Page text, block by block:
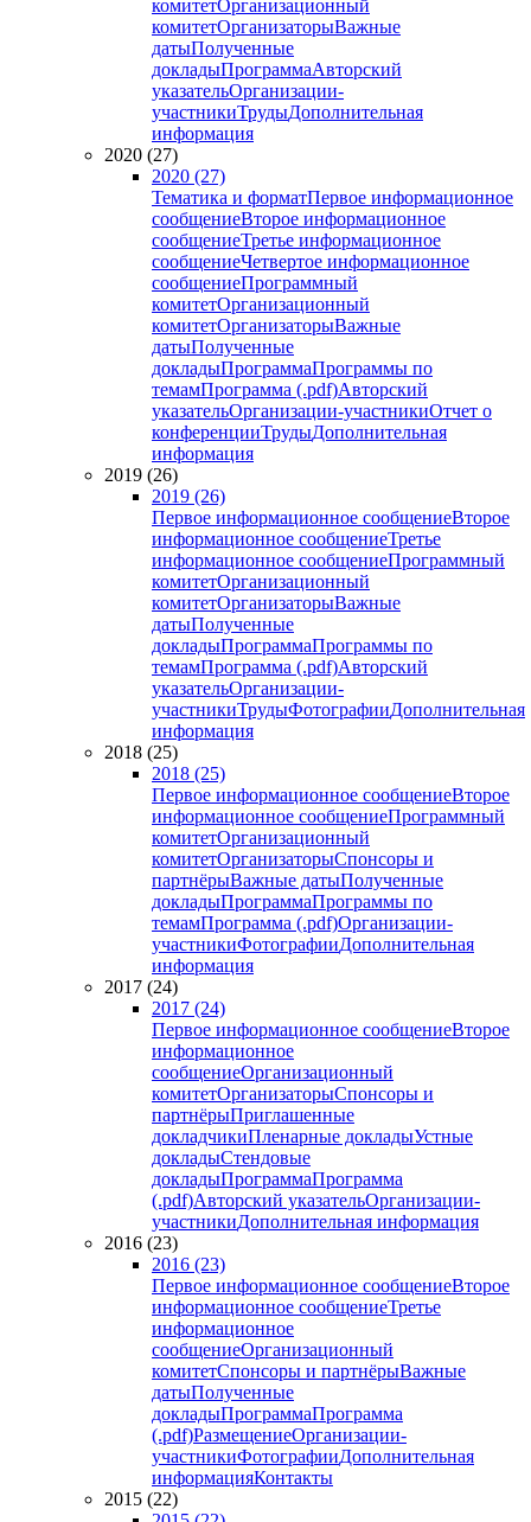
комитетОрганизационный
комитетОрганизаторыВажные
датыПолученные
докладыПрограммаАвторский
указательОрганизации-
участникиТрудыДополнительная
информация
2020 (27)
2020 (27)
Тематика и форматПервое информационное
сообщениеВторое информационное
сообщениеТретье информационное
сообщениеЧетвертое информационное
сообщениеПрограммный
комитетОрганизационный
комитетОрганизаторыВажные
датыПолученные
докладыПрограммаПрограммы по
темамПрограмма (.pdf)Авторский
указательОрганизации-участникиОтчет о
конференцииТрудыДополнительная
информация
2019 (26)
2019 (26)
Первое информационное сообщениеВторое
информационное сообщениеТретье
информационное сообщениеПрограммный
комитетОрганизационный
комитетОрганизаторыВажные
датыПолученные
докладыПрограммаПрограммы по
темамПрограмма (.pdf)Авторский
указательОрганизации-
участникиТрудыФотографииДополнительная
информация
2018 (25)
2018 (25)
Первое информационное сообщениеВторое
информационное сообщениеПрограммный
комитетОрганизационный
комитетОрганизаторыСпонсоры и
партнёрыВажные датыПолученные
докладыПрограммаПрограммы по
темамПрограмма (.pdf)Организации-
участникиФотографииДополнительная
информация
2017 (24)
2017 (24)
Первое информационное сообщениеВторое
информационное
сообщениеОрганизационный
комитетОрганизаторыСпонсоры и
партнёрыПриглашенные
докладчикиПленарные докладыУстные
докладыСтендовые
докладыПрограммаПрограмма
(.pdf)Авторский указательОрганизации-
участникиДополнительная информация
2016 (23)
2016 (23)
Первое информационное сообщениеВторое
информационное сообщениеТретье
информационное
сообщениеОрганизационный
комитетСпонсоры и партнёрыВажные
датыПолученные
докладыПрограммаПрограмма
(.pdf)РазмещениеОрганизации-
участникиФотографииДополнительная
информацияКонтакты
2015 (22)